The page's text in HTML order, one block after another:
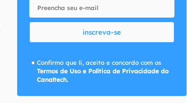
inscreva-se
Confirmo que li, aceito e concordo com os
Termos de Uso e Política de Privacidade do
Canaltech.